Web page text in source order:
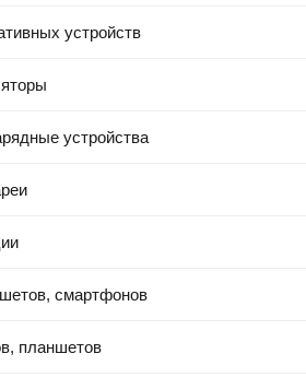
устройств
устройства
смартфонов
планшетов